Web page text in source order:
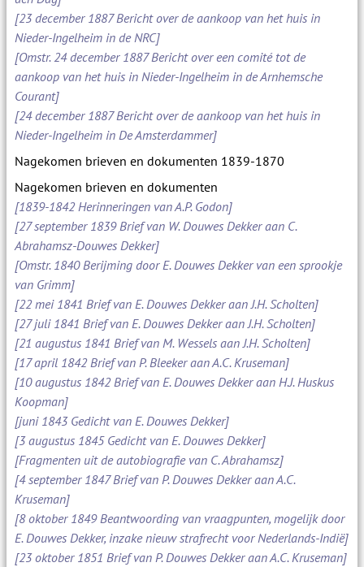
[23 december 1887 Bericht over de aankoop van het huis in
Nieder-Ingelheim in de NRC]
[Omstr. 24 december 1887 Bericht over een comité tot de
aankoop van het huis in Nieder-Ingelheim in de Arnhemsche
Courant]
[24 december 1887 Bericht over de aankoop van het huis in
Nieder-Ingelheim in De Amsterdammer]
Nagekomen brieven en dokumenten 1839-1870
Nagekomen brieven en dokumenten
[1839-1842 Herinneringen van A.P. Godon]
[27 september 1839 Brief van W. Douwes Dekker aan C.
Abrahamsz-Douwes Dekker]
[Omstr. 1840 Berijming door E. Douwes Dekker van een sprookje
van Grimm]
[22 mei 1841 Brief van E. Douwes Dekker aan J.H. Scholten]
[27 juli 1841 Brief van E. Douwes Dekker aan J.H. Scholten]
[21 augustus 1841 Brief van M. Wessels aan J.H. Scholten]
[17 april 1842 Brief van P. Bleeker aan A.C. Kruseman]
[10 augustus 1842 Brief van E. Douwes Dekker aan H.J. Huskus
Koopman]
[juni 1843 Gedicht van E. Douwes Dekker]
[3 augustus 1845 Gedicht van E. Douwes Dekker]
[Fragmenten uit de autobiografie van C. Abrahamsz]
[4 september 1847 Brief van P. Douwes Dekker aan A.C.
Kruseman]
[8 oktober 1849 Beantwoording van vraagpunten, mogelijk door
E. Douwes Dekker, inzake nieuw strafrecht voor Nederlands-Indië]
[23 oktober 1851 Brief van P. Douwes Dekker aan A.C. Kruseman]